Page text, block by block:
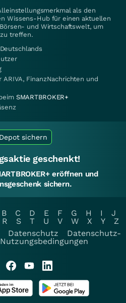
als den
Wissens-Hub für einen aktuellen
und Wirtschaftswelt, um
treffen.
ARIVA, FinanzNachrichten und
SMARTBROKER+
sichern
geschenkt!
eröffnen und
sichern.
B C D E F G H I
J
R S T U V W X Y
Z
Datenschutz
Datenschutz-
Nutzungsbedingungen